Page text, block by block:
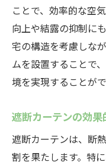
ことで、効率的な空
向上や結露の抑制に
宅の構造を考慮しな
ムを設置することで
境を実現することがで
遮断カーテンの効
遮断カーテンは、断
割を果たします。特